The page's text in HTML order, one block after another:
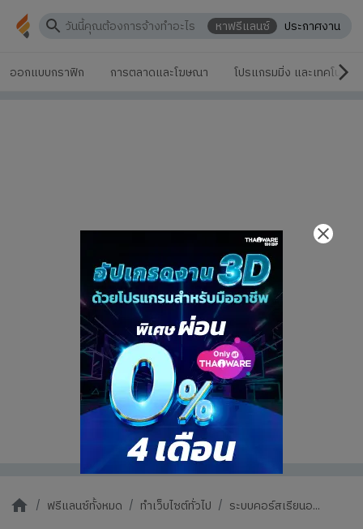
หาฟรีแลนซ์ ประกาศงาน
ออกแบบกราฟิก การตลาดและโฆษณา โปรแกรมมิ่ง และเทคโนโลยี
ฟรีแลนซ์ทั้งหมด ทำเว็บไซต์ทั่วไป ระบบคอร์สเรียนอ...